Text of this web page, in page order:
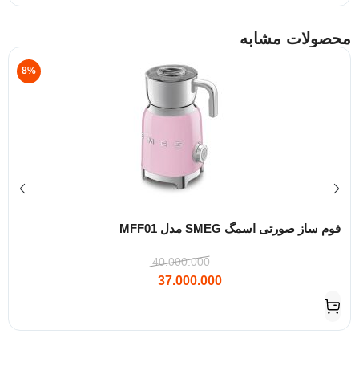
محصولات مشابه
8%
فوم ساز صورتی اسمگ SMEG مدل MFF01
40.000.000
37.000.000